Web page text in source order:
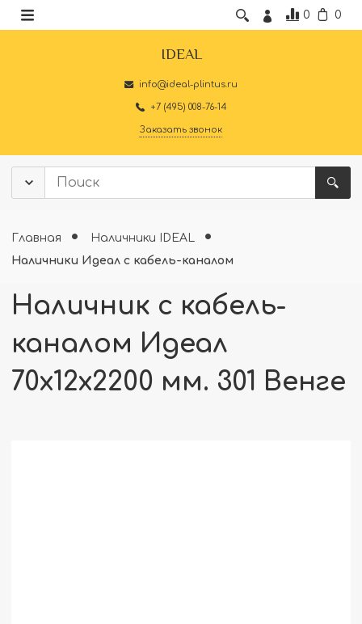
0 0
IDEAL
info@ideal-plintus.ru
+7 (495) 008-76-14
Заказать звонок
Главная
Наличники IDEAL
Наличники Идеал с кабель-каналом
Наличник с кабель-
каналом Идеал
70х12х2200 мм. 301 Венге